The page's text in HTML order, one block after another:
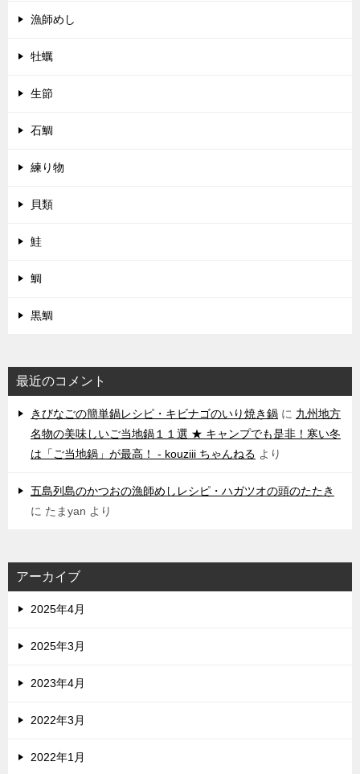
漁師めし
牡蠣
生節
石鯛
練り物
貝類
鮭
鯛
黒鯛
最近のコメント
きびなごの簡単鍋レシピ・キビナゴのいり焼き鍋 に 九州地方
名物の美味しいご当地鍋１１選 ★ キャンプでも是非！寒い冬
は「ご当地鍋」が最高！ - kouziii ちゃんねる より
五島列島のかつおの漁師めしレシピ・ハガツオの頭のたたき
に たまyan より
アーカイブ
2025年4月
2025年3月
2023年4月
2022年3月
2022年1月